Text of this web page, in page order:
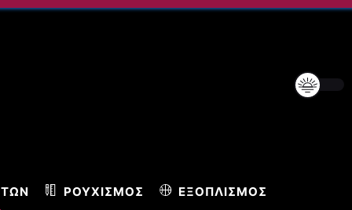
ΡΟΥΧΙΣΜΌΣ ΕΞΟΠΛΙΣΜΌΣ